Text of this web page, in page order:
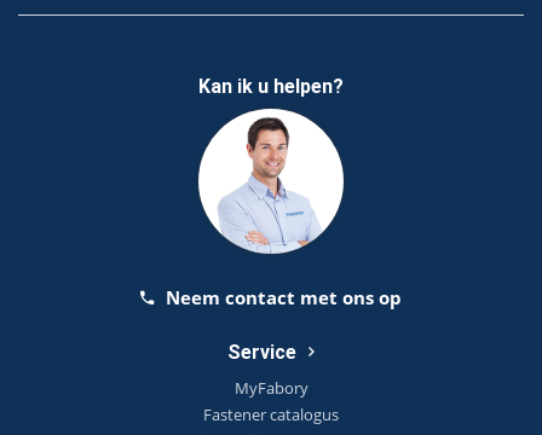
Kan ik u helpen?
Neem contact met ons op
Service
MyFabory
Fastener catalogus